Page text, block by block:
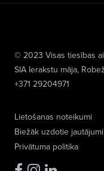
Lietošanas noteikumi
Biežāk uzdotie jautājumi
Privātuma politika
© 2023 Visas tiesības
SIA Ierakstu māja,
+371 29204971